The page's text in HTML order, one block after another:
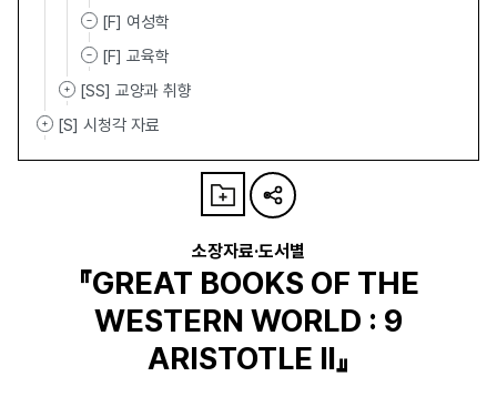
[F] 여성학
[F] 교육학
[SS] 교양과 취향
[S] 시청각 자료
소장자료·도서별
『GREAT BOOKS OF THE
WESTERN WORLD : 9
ARISTOTLE Ⅱ』